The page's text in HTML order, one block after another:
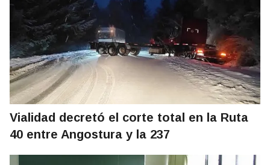
Vialidad decretó el corte total en la Ruta
40 entre Angostura y la 237